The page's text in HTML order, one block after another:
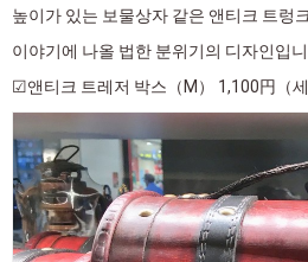
높이가 있는 보물상자 같은 앤티크 트렁
이야기에 나올 법한 분위기의 디자인입니
☑앤티크 트레저 박스（M） 1,100円（세